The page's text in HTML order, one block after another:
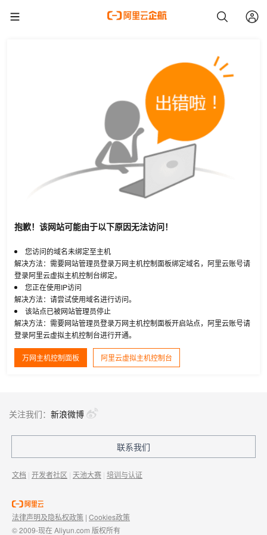
抱歉！该网站可能由于以下原因无法访问！
您访问的域名未绑定至主机
解决方法：需要网站管理员登录万网主机控制面板绑定域名，阿里云账号请
登录阿里云虚拟主机控制台绑定。
您正在使用IP访问
解决方法：请尝试使用域名进行访问。
该站点已被网站管理员停止
解决方法：需要网站管理员登录万网主机控制面板开启站点，阿里云账号请
登录阿里云虚拟主机控制台进行开通。
万网主机控制面板 阿里云虚拟主机控制台